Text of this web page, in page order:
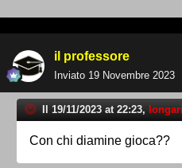
il professore
Inviato 19 Novembre 2023
Il 19/11/2023 at 22:23,
Con chi diamine gioca??